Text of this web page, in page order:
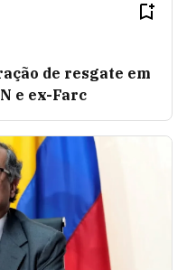
de resgate em
e ex-Farc